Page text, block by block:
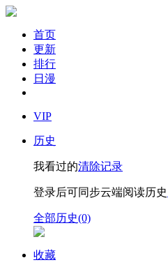
首页
更新
排行
日漫
VIP
历史
我看过的清除记录
登录后可同步云端阅读历史
全部历史(0)
收藏